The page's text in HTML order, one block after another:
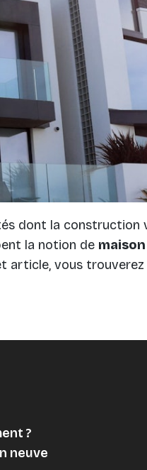
dont la construction
la notion de
article, vous
?
neuve